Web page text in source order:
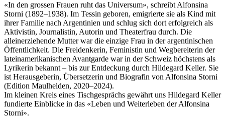
«In den grossen Frauen ruht das Universum», schreibt Alfonsina
Storni (1892–1938). Im Tessin geboren, emigrierte sie als Kind mit
ihrer Familie nach Argentinien und schlug sich dort erfolgreich als
Aktivistin, Journalistin, Autorin und Theaterfrau durch. Die
alleinerziehende Mutter war die einzige Frau in der argentinischen
Öffentlichkeit. Die Freidenkerin, Feministin und Wegbereiterin der
lateinamerikanischen Avantgarde war in der Schweiz höchstens als
Lyrikerin bekannt – bis zur Entdeckung durch Hildegard Keller. Sie
ist Herausgeberin, Übersetzerin und Biografin von Alfonsina Storni
(Edition Maulhelden, 2020–2024).
Im kleinen Kreis eines Tischgesprächs gewährt uns Hildegard Keller
fundierte Einblicke in das «Leben und Weiterleben der Alfonsina
Storni».